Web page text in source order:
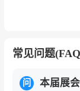
网等前沿技
床行业迈向
常见问题
问 本届展